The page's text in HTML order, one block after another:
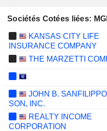
Sociétés Cotées liées:
KANSAS CITY LIFE
INSURANCE COMPANY
THE MARZETTI
JOHN B.
SON, INC.
REALTY INCOME
CORPORATION